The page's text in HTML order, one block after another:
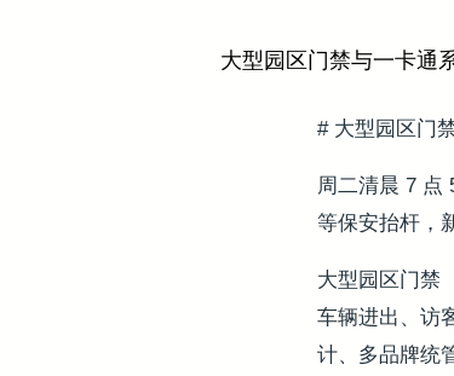
大型园区门禁与一卡通
# 大型园区门
周二清晨 7 点
等保安抬杆，
大型园区门禁
车辆进出、访
计、多品牌统